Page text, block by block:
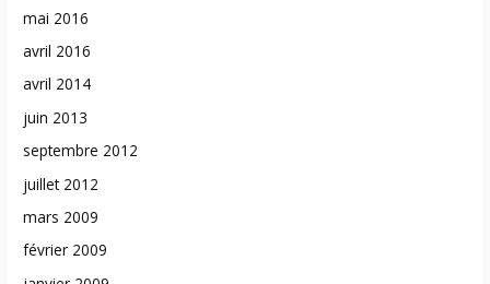
mai 2016
avril 2016
avril 2014
juin 2013
septembre 2012
juillet 2012
mars 2009
février 2009